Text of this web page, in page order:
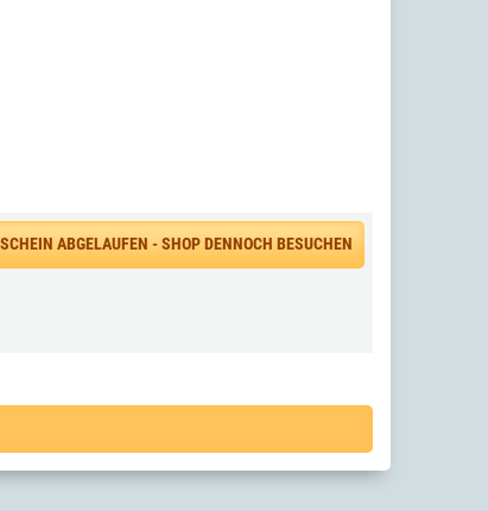
ABGELAUFEN - SHOP DENNOCH BESUCHEN